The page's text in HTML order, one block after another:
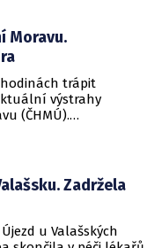
Moravu.
trápit
výstrahy
(ČHMÚ).
Zadržela
u Valašských